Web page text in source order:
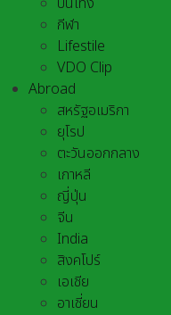
กีฬา
Lifestile
VDO Clip
Abroad
สหรัฐอเมริกา
ยุโรป
ตะวันออกกลาง
เกาหลี
ญี่ปุ่น
จีน
India
สิงคโปร์
เอเชีย
อาเชี่ยน